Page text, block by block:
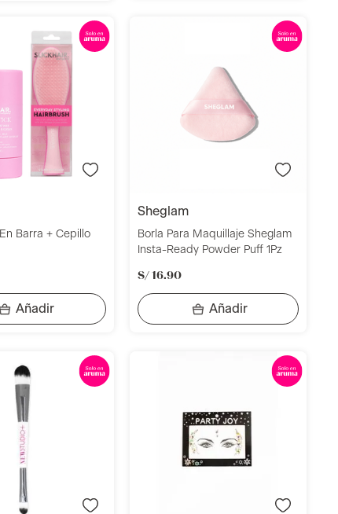
Barra + Cepillo
sheglam
Borla Para Maquillaje Sheglam
Insta-Ready Powder Puff 1Pz
S/ 16.90